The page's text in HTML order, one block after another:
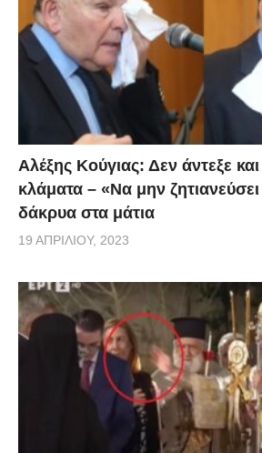
Αλέξης Κούγιας: Δεν άντεξε
κλάματα – «Να μην ζητιανεύσει
δάκρυα στα μάτια
19 ΑΠΡΙΛΊΟΥ, 2023